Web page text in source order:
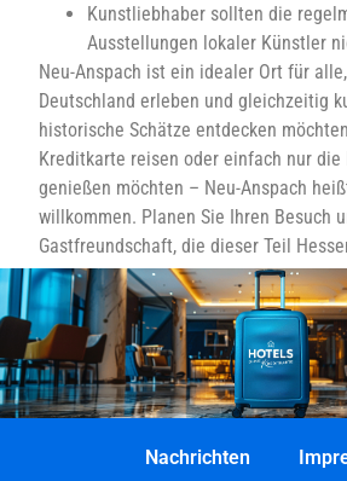
Kunstliebhaber sollten die
Ausstellungen lokaler Künstler
Neu-Anspach ist ein idealer Ort für
Deutschland erleben und gleichzeitig
historische Schätze entdecken
Kreditkarte reisen oder einfach nur die
genießen möchten – Neu-Anspach
willkommen. Planen Sie Ihren Besuch
Gastfreundschaft, die dieser Teil
Nachrichten